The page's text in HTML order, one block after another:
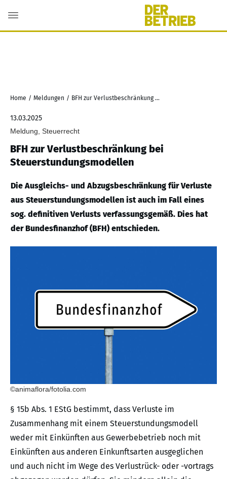
Home / Meldungen / BFH zur Verlustbeschränkung bei Steuerstundungsmodellen
13.03.2025
Meldung, Steuerrecht
BFH zur Verlustbeschränkung bei
Steuerstundungsmodellen
Die Ausgleichs- und Abzugsbeschränkung für Verluste
aus Steuerstundungsmodellen ist auch im Fall eines
sog. definitiven Verlusts verfassungsgemäß. Dies hat
der Bundesfinanzhof (BFH) entschieden.
©animaflora/fotolia.com
§ 15b Abs. 1 EStG bestimmt, dass Verluste im
Zusammenhang mit einem Steuerstundungsmodell
weder mit Einkünften aus Gewerbebetrieb noch mit
Einkünften aus anderen Einkunftsarten ausgeglichen
und auch nicht im Wege des Verlustrück- oder -vortrags